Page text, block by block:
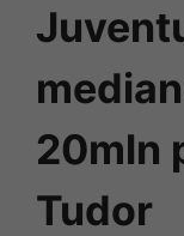
20mln
Tudor